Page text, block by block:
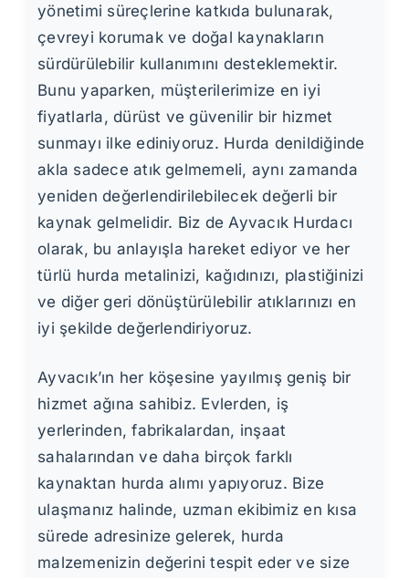
yönetimi süreçlerine katkıda bulunarak,
çevreyi korumak ve doğal kaynakların
sürdürülebilir kullanımını desteklemektir.
Bunu yaparken, müşterilerimize en iyi
fiyatlarla, dürüst ve güvenilir bir hizmet
sunmayı ilke ediniyoruz. Hurda denildiğinde
akla sadece atık gelmemeli, aynı zamanda
yeniden değerlendirilebilecek değerli bir
kaynak gelmelidir. Biz de Ayvacık Hurdacı
olarak, bu anlayışla hareket ediyor ve her
türlü hurda metalinizi, kağıdınızı, plastiğinizi
ve diğer geri dönüştürülebilir atıklarınızı en
iyi şekilde değerlendiriyoruz.
Ayvacık’ın her köşesine yayılmış geniş bir
hizmet ağına sahibiz. Evlerden, iş
yerlerinden, fabrikalardan, inşaat
sahalarından ve daha birçok farklı
kaynaktan hurda alımı yapıyoruz. Bize
ulaşmanız halinde, uzman ekibimiz en kısa
sürede adresinize gelerek, hurda
malzemenizin değerini tespit eder ve size